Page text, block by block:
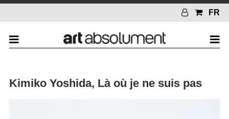
FR
Kimiko Yoshida, Là où je ne suis pas